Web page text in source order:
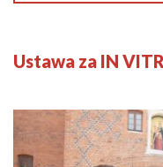
Ustawa za IN